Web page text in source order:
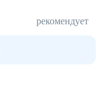
рекомендует